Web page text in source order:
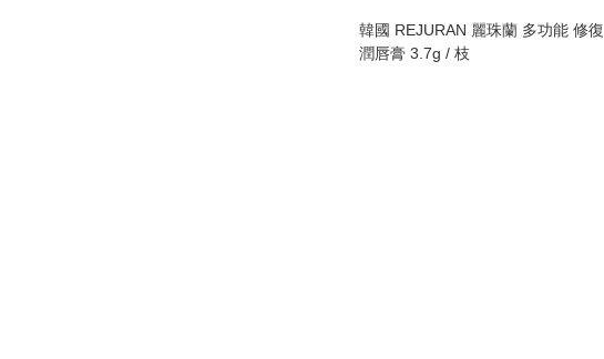
韓國 REJURAN 麗珠蘭 多功能 修復
潤唇膏 3.7g / 枝